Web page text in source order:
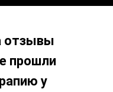
отзывы
прошли
у